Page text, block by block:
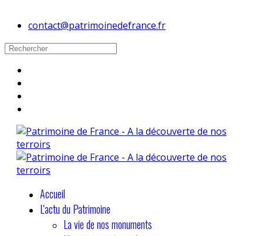
contact@patrimoinedefrance.fr
Accueil
L'actu du Patrimoine
La vie de nos monuments